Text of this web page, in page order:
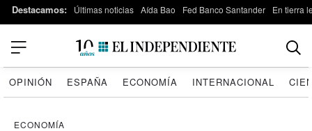
Destacamos: Últimas noticias Aída Bao Fed Banco Santander En tierra
OPINIÓN ESPAÑA ECONOMÍA INTERNACIONAL
ECONOMÍA